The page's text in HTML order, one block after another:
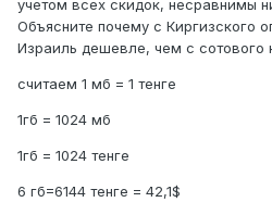
учетом всех скидок, несравнимы
Объясните почему с Киргизского
Израиль дешевле, чем с сотового
считаем 1 мб = 1 тенге
1гб = 1024 мб
1гб = 1024 тенге
6 гб=6144 тенге = 42,1$